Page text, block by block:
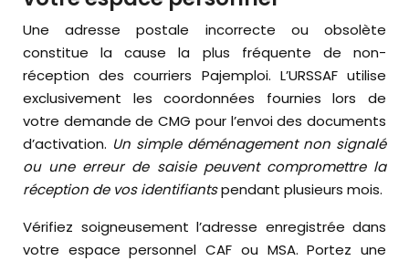
Une adresse postale incorrecte ou obsolète
constitue la cause la plus fréquente de non-
réception des courriers Pajemploi. L’URSSAF utilise
exclusivement les coordonnées fournies lors de
votre demande de CMG pour l’envoi des documents
d’activation. Un simple déménagement non signalé
ou une erreur de saisie peuvent compromettre la
réception de vos identifiantspendant plusieurs mois.
Vérifiez soigneusement l’adresse enregistrée dans
votre espace personnel CAF ou MSA. Portez une